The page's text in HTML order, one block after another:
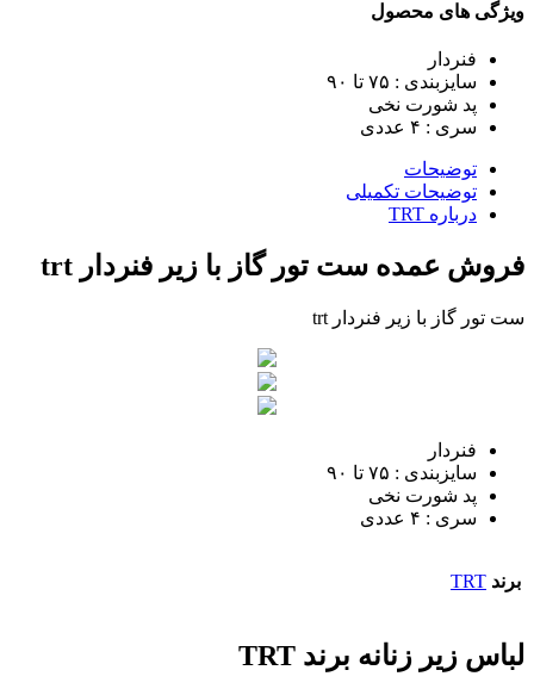
ویژگی های محصول
فنردار
سایزبندی : ٧۵ تا ٩٠
پد شورت نخی
سری : ۴ عددی
توضیحات
توضیحات تکمیلی
درباره TRT
فروش عمده ست تور گاز با زیر فنردار trt
ست تور گاز با زیر فنردار trt
فنردار
سایزبندی : ٧۵ تا ٩٠
پد شورت نخی
سری : ۴ عددی
برند TRT
لباس زیر زنانه برند TRT